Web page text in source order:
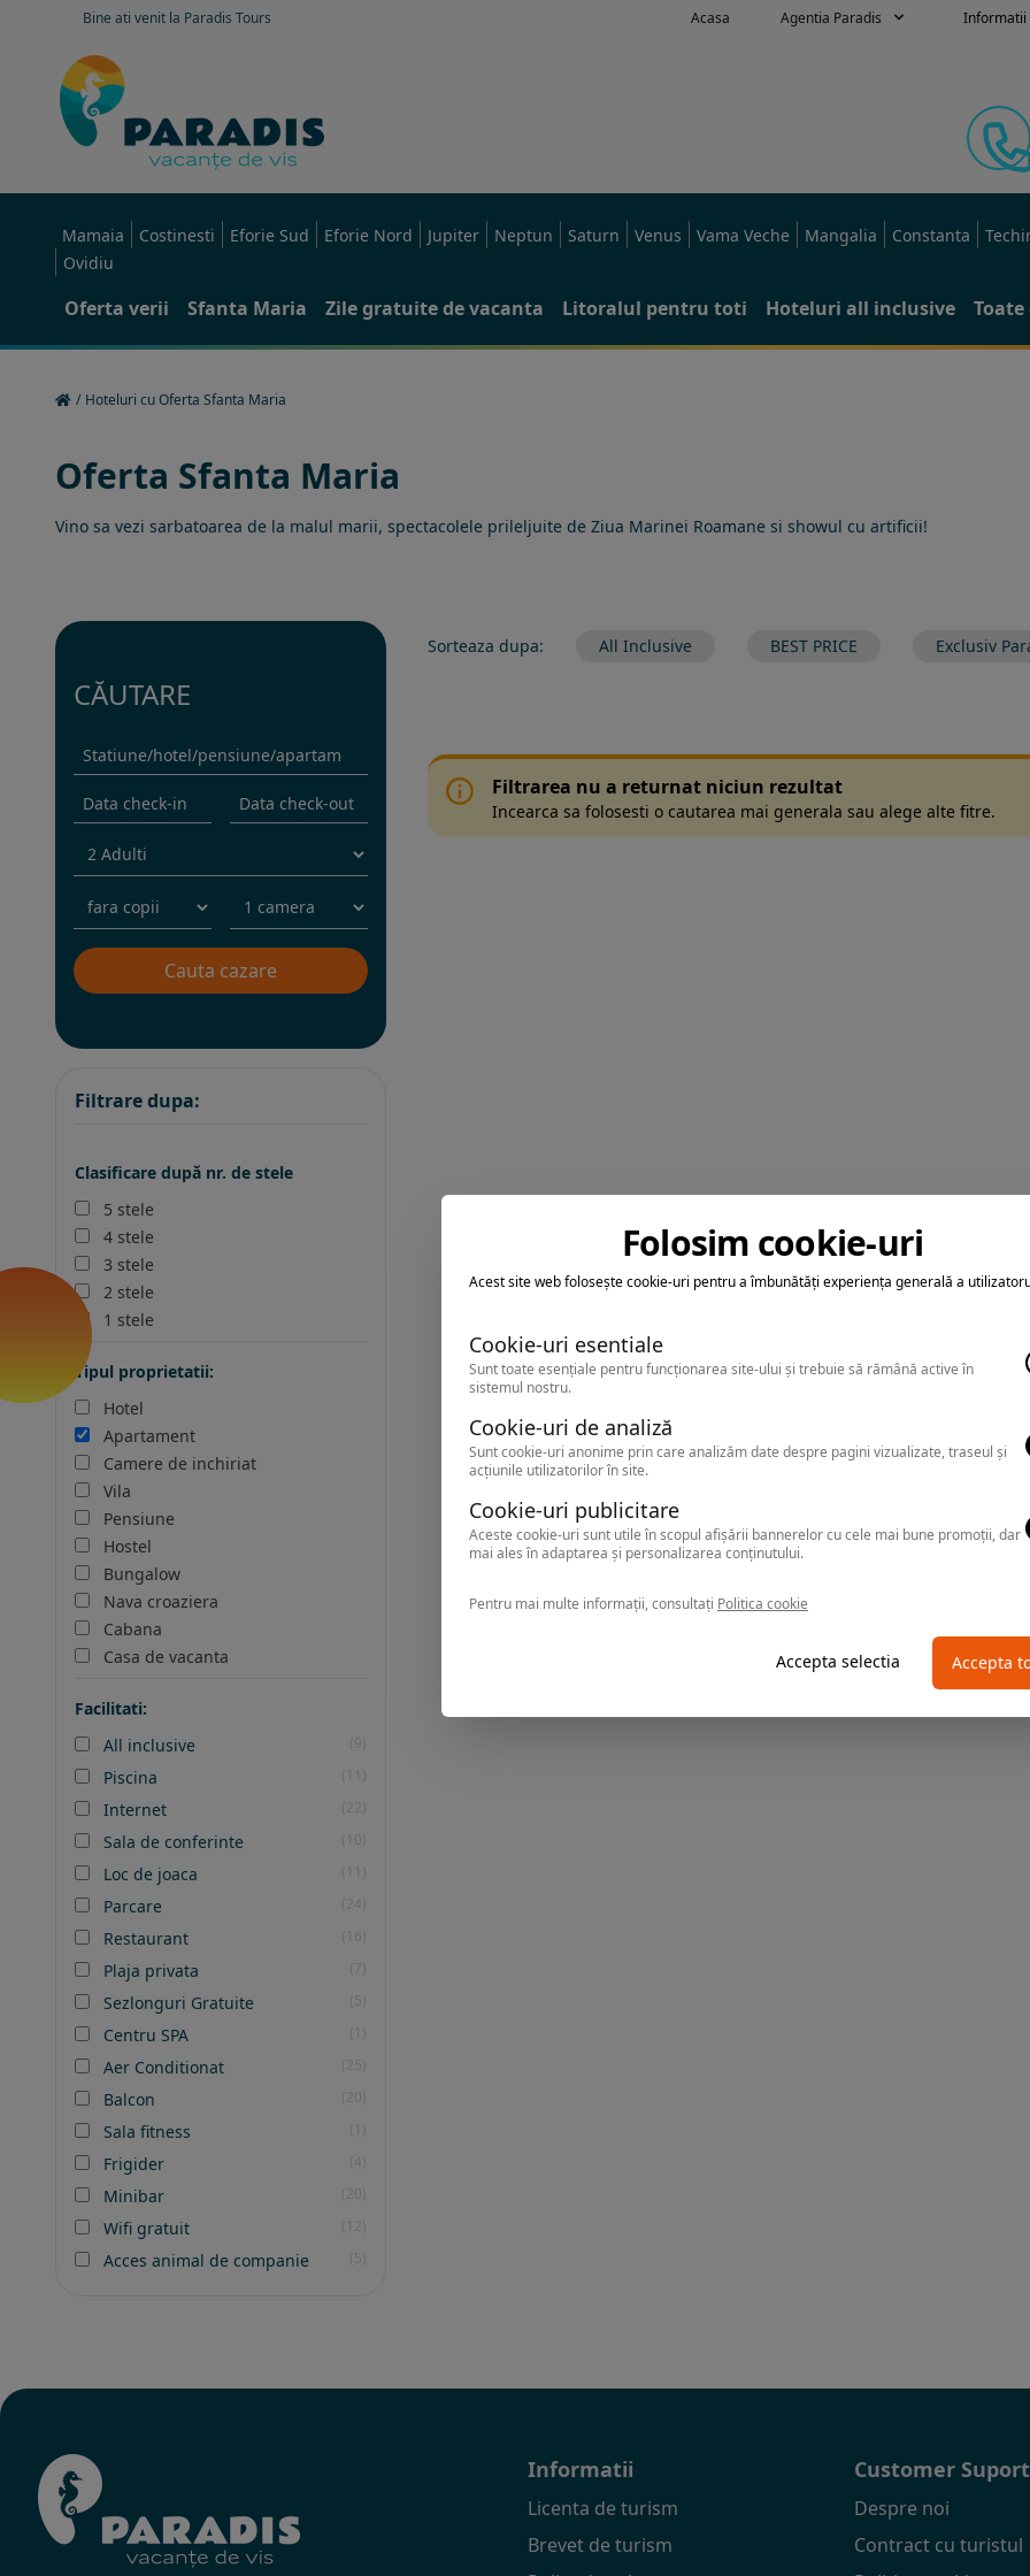
Bine ati venit la Paradis Tours Acasa Agentia Paradis Informatii
Mamaia Costinesti Eforie Sud Eforie Nord Jupiter Neptun Saturn Venus Vama Veche Mangalia Constanta
Ovidiu
Oferta verii Sfanta Maria Zile gratuite de vacanta Litoralul pentru toti Hoteluri all inclusive
/ Hoteluri cu Oferta Sfanta Maria
Oferta Sfanta Maria
Vino sa vezi sarbatoarea de la malul marii, spectacolele prileljuite de Ziua Marinei Roamane si showul cu artificii!
CĂUTARE
Filtrare dupa:
Clasificare după nr. de stele
5 stele
4 stele
3 stele
2 stele
1 stele
Tipul proprietatii:
Hotel
Apartament
Camere de inchiriat
Vila
Pensiune
Hostel
Bungalow
Nava croaziera
Cabana
Casa de vacanta
Facilitati:
All inclusive
Piscina
Internet
Sala de conferinte
Loc de joaca
Parcare
Restaurant
Plaja privata
Sezlonguri Gratuite
Centru SPA
Aer Conditionat
Balcon
Sala fitness
Frigider
Minibar
Wifi gratuit
Acces animal de companie
Sorteaza dupa: All Inclusive BEST PRICE Exclusiv
Filtrarea nu a returnat niciun rezultat
Incearca sa folosesti o cautarea mai generala sau alege alte fitre.
Informatii
Licenta de turism
Brevet de turism
Customer Suport
Despre noi
Contract cu turistul
Folosim cookie-uri
Acest site web folosește cookie-uri pentru a îmbunătăți experiența generală a
Cookie-uri esentiale
Sunt toate esențiale pentru funcționarea site-ului și trebuie să rămână active în
sistemul nostru.
Cookie-uri de analiză
Sunt cookie-uri anonime prin care analizăm date despre pagini vizualizate, traseul și
acțiunile utilizatorilor în site.
Cookie-uri publicitare
Aceste cookie-uri sunt utile în scopul afișării bannerelor cu cele mai bune promoții, dar
mai ales în adaptarea și personalizarea conținutului.
Pentru mai multe informații, consultați Politica cookie
Accepta selectia Accepta